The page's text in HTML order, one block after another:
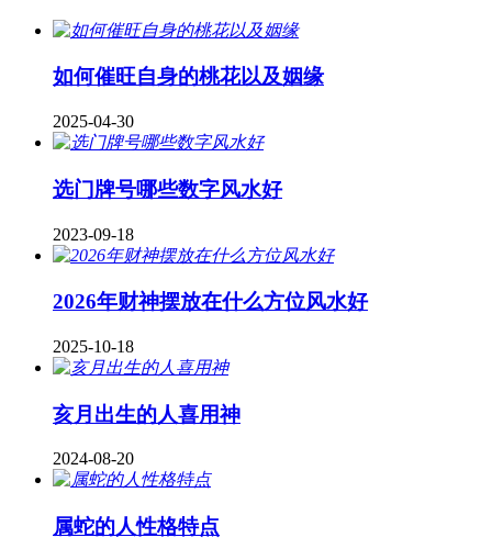
如何催旺自身的桃花以及姻缘
2025-04-30
​选门牌号哪些数字风水好
2023-09-18
2026年财神摆放在什么方位风水好
2025-10-18
亥月出生的人喜用神
2024-08-20
属蛇的人性格特点